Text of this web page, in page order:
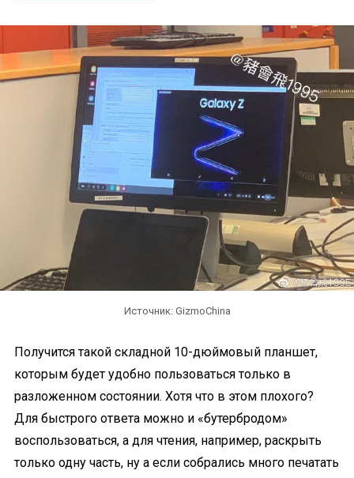
Источник: GizmoChina
Получится такой складной 10-дюймовый планшет,
которым будет удобно пользоваться только в
разложенном состоянии. Хотя что в этом плохого?
Для быстрого ответа можно и «бутербродом»
воспользоваться, а для чтения, например, раскрыть
только одну часть, ну а если собрались много печатать